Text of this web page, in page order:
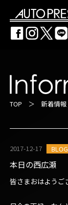
TOP ＞ 新着情
2017-12-17 BLOG
本日の西広瀬
皆さまおはようご